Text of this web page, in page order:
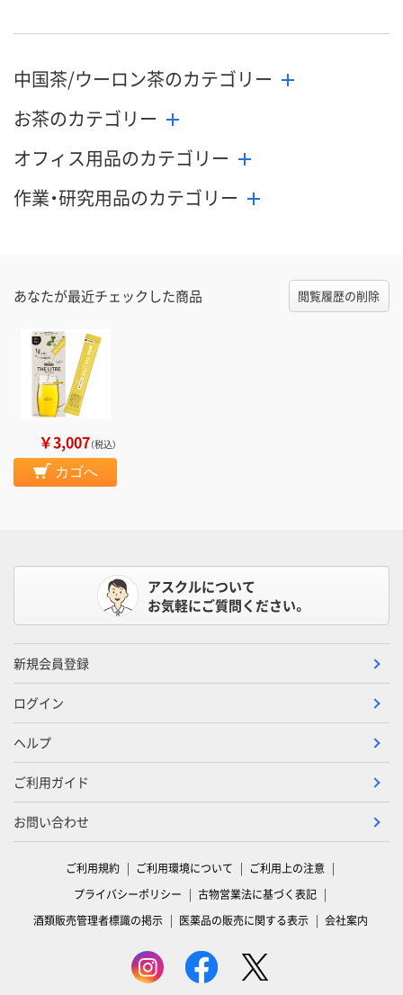
中国茶/ウーロン茶のカテゴリー
お茶のカテゴリー
オフィス用品のカテゴリー
作業・研究用品のカテゴリー
あなたが最近チェックした商品 閲覧履歴の削除
￥3,007（税込）
カゴへ
アスクルについて
お気軽にご質問ください。
新規会員登録
ログイン
ヘルプ
ご利用ガイド
お問い合わせ
ご利用規約 ご利用環境について
ご利用上の注意
プライバシーポリシー
古物営業法に基づく表記
酒類販売管理者標識の掲示
医薬品の販売に関する表示 会社案内